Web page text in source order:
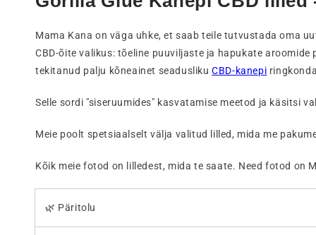
Mama Kana on väga uhke, et saab teile tutvustada oma
CBD-õite valikus: tõeline puuviljaste ja hapukate
tekitanud palju kõneainet seaduslikuCBD-kanepi
Selle sordi "siseruumides" kasvatamise meetod ja käsitsi
Meie poolt spetsiaalselt välja valitud lilled, mida me
Kõik meie fotod on lilledest, mida te saate. Need fotod on
🌿 Päritolu